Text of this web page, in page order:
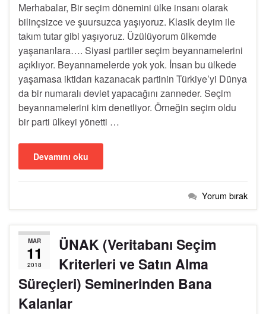
Merhabalar, Bir seçim dönemini ülke insanı olarak
bilinçsizce ve şuursuzca yaşıyoruz. Klasik deyim ile
takım tutar gibi yaşıyoruz. Üzülüyorum ülkemde
yaşananlara…. Siyasi partiler seçim beyannamelerini
açıklıyor. Beyannamelerde yok yok. İnsan bu ülkede
yaşamasa iktidarı kazanacak partinin Türkiye’yi Dünya
da bir numaralı devlet yapacağını zanneder. Seçim
beyannamelerini kim denetliyor. Örneğin seçim oldu
bir parti ülkeyi yönetti …
Devamını oku
Yorum bırak
MAR
11
2018
ÜNAK (Veritabanı Seçim
Kriterleri ve Satın Alma
Süreçleri) Seminerinden Bana
Kalanlar